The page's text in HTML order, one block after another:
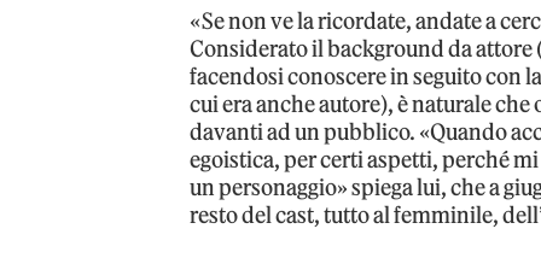
«Se non ve la ricordate, andate a
Considerato il background da attore
facendosi conoscere in seguito con
cui era anche autore), è naturale
davanti ad un pubblico. «Quando
egoistica, per certi aspetti, perché
un personaggio» spiega lui, che a
resto del cast, tutto al femminile,